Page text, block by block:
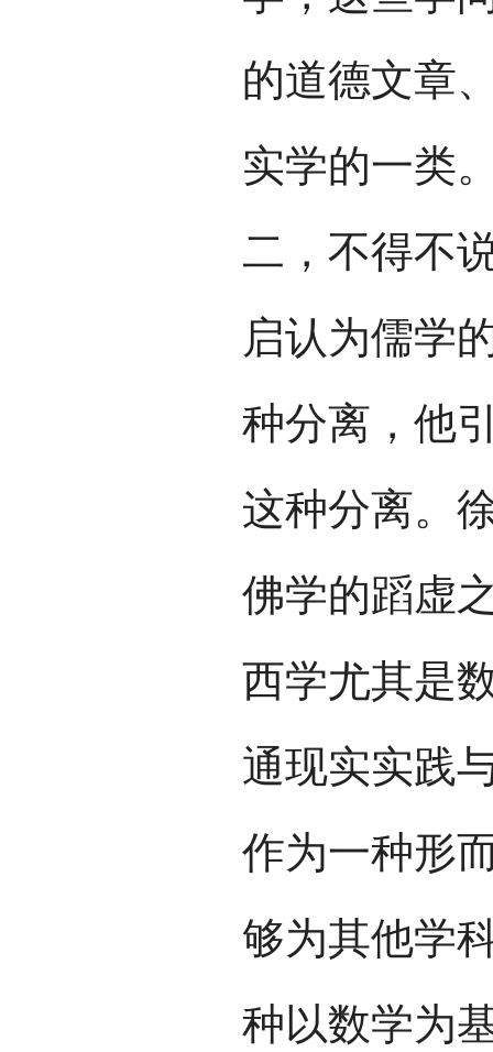
的道德文章
实学的一类
二，不得不
启认为儒学
种分离，他
这种分离。
佛学的蹈虚
西学尤其是
通现实实践
作为一种形
够为其他学
种以数学为